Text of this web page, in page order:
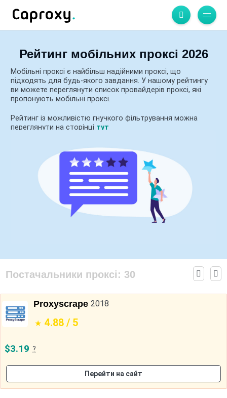
Рейтинг мобільних проксі 2026
Мобільні проксі є найбільш надійними проксі, що
підходять для будь-якого завдання. У нашому рейтингу
ви можете переглянути список провайдерів проксі, які
пропонують мобільні проксі.
Рейтинг із можливістю гнучкого фільтрування можна
переглянути на сторінці тут
Постачальники проксі: 30
Proxyscrape 2018
4.88 / 5
$3.19 ?
Перейти на сайт